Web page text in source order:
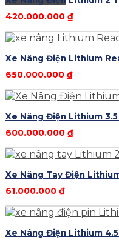
420.000.000 ₫
Xe Nâng Điện Lithium
650.000.000 ₫
Xe Nâng Điện Lithium 3.5
600.000.000 ₫
Xe Nâng Tay Điện
61.000.000 ₫
Xe Nâng Điện Lithium 4.5